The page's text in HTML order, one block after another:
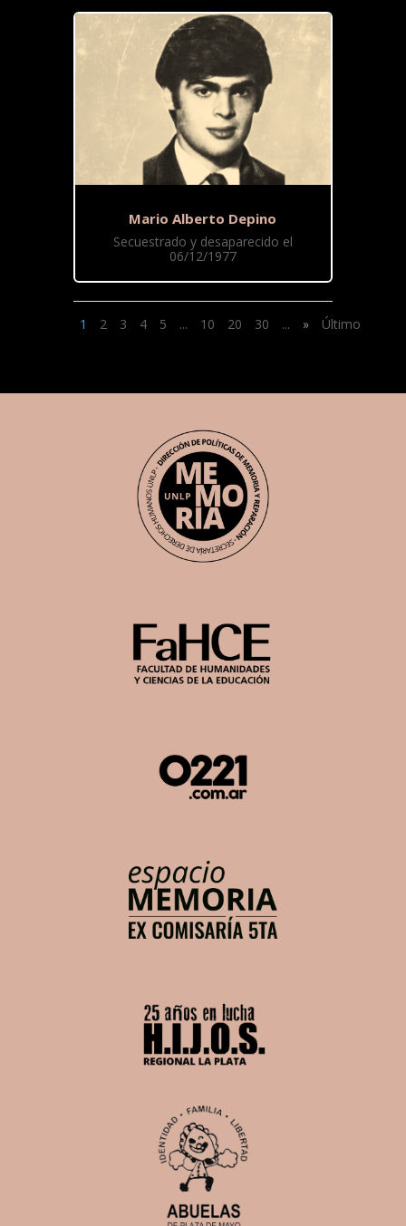
Mario Alberto Depino
Secuestrado y desaparecido el
06/12/1977
1 2 3 4 5 ... 10 20 30 ... » Último